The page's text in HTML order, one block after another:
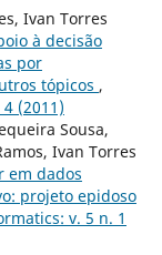
Ivan Torres
à decisão
por
tópicos ,
(2011)
Sousa,
Ivan Torres
em dados
projeto epidoso
v. 5 n. 1